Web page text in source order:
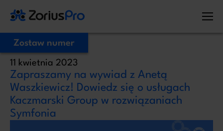
Zostaw Swój numer telefonu,
zadzwonimy niezwłocznie!
Zostaw numer
11 kwietnia 2023
Zapraszamy na wywiad z Anetą
Waszkiewicz! Dowiedz się o usługach
Kaczmarski Group w rozwiązaniach
Symfonia